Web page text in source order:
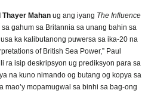
Thayer Mahan ug ang iyang The Influence
gahum sa Britannia sa unang bahin sa
ka kalibutanong puwersa sa ika-20 na
of British Sea Power,” Paul
ra isip deskripsyon ug prediksyon para sa
na kuno nimando og butang og kopya sa
mopamugwal sa binhi sa bag-ong